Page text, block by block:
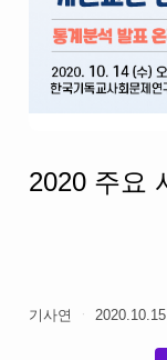
기사연 ㆍ 2020.10.15